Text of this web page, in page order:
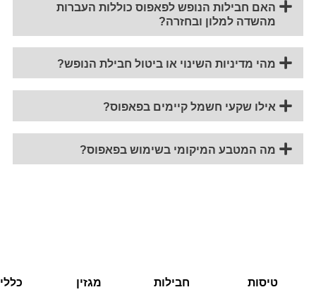
האם חבילות הנופש לפאפוס כוללות העברות
מהשדה למלון ובחזרה?
מהי מדיניות השינוי או ביטול חבילת הנופש?
אילו שקעי חשמל קיימים בפאפוס?
מה המטבע המיקומי בשימוש בפאפוס?
טיסות
חבילות
מגזין
כללי